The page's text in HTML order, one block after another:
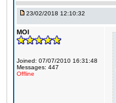
23/02/2018 12:10:32
MOI
Joined: 07/07/2010 16:31:48
Messages: 447
Offline